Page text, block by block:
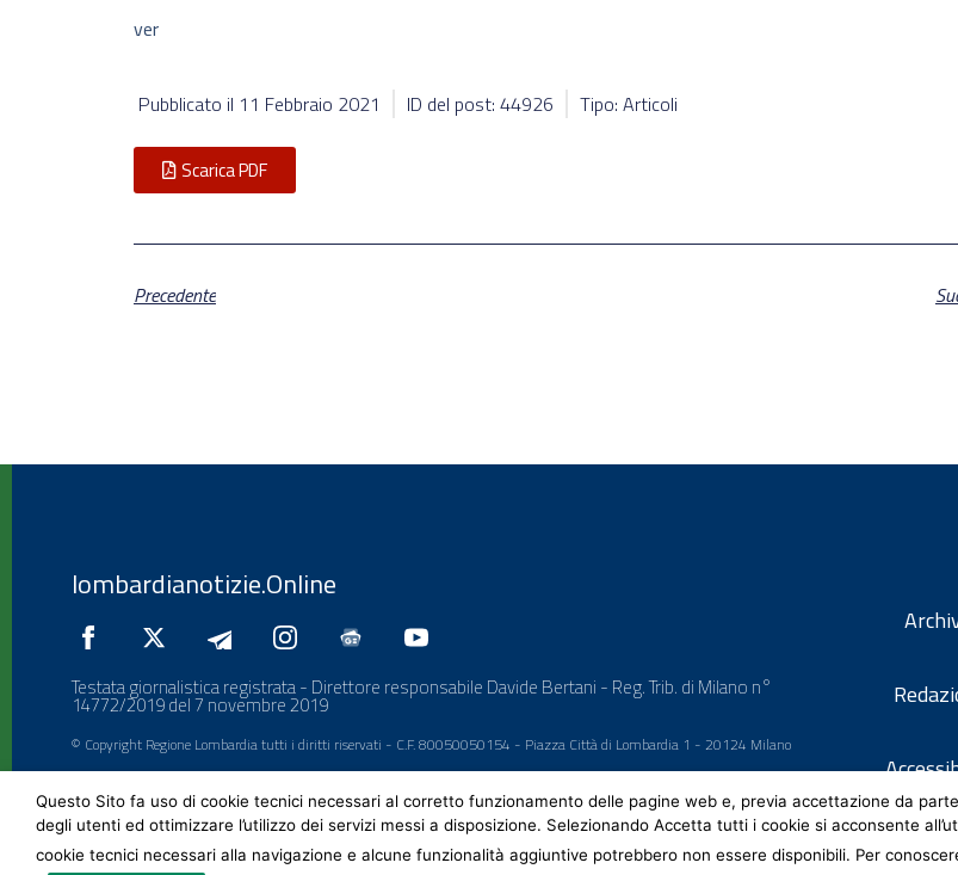
ver
Pubblicato il 11 Febbraio 2021 ID del post: 44926 Tipo: Articoli
Scarica PDF
Precedente
lombardianotizie.Online
Testata giornalistica registrata - Direttore responsabile Davide Bertani - Reg. Trib. di Milano n°
14772/2019 del 7 novembre 2019
© Copyright Regione Lombardia tutti i diritti riservati - C.F. 80050050154 - Piazza Città di Lombardia 1 - 20124 Milano
Questo Sito fa uso di cookie tecnici necessari al corretto funzionamento delle pagine web e, previa accettazione da
degli utenti ed ottimizzare l’utilizzo dei servizi messi a disposizione. Selezionando Accetta tutti i cookie si acconsente
cookie tecnici necessari alla navigazione e alcune funzionalità aggiuntive potrebbero non essere disponibili. Per